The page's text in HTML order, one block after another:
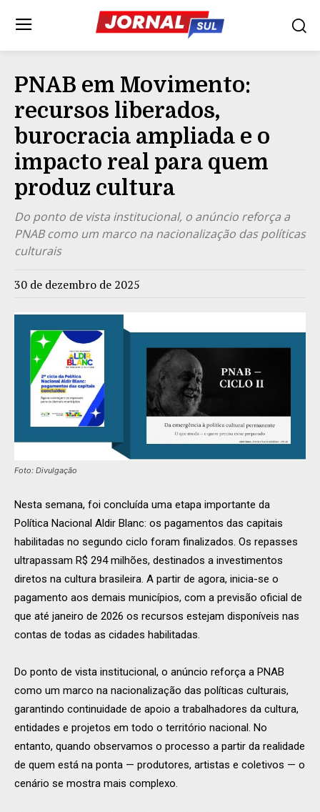
PNAB em Movimento:
recursos liberados,
burocracia ampliada e o
impacto real para quem
produz cultura
Do ponto de vista institucional, o anúncio reforça a
PNAB como um marco na nacionalização das políticas
culturais
30 de dezembro de 2025
Foto: Divulgação
Nesta semana, foi concluída uma etapa importante da
Política Nacional Aldir Blanc: os pagamentos das capitais
habilitadas no segundo ciclo foram finalizados. Os repasses
ultrapassam R$ 294 milhões, destinados a investimentos
diretos na cultura brasileira. A partir de agora, inicia-se o
pagamento aos demais municípios, com a previsão oficial de
que até janeiro de 2026 os recursos estejam disponíveis nas
contas de todas as cidades habilitadas.
Do ponto de vista institucional, o anúncio reforça a PNAB
como um marco na nacionalização das políticas culturais,
garantindo continuidade de apoio a trabalhadores da cultura,
entidades e projetos em todo o território nacional. No
entanto, quando observamos o processo a partir da realidade
de quem está na ponta — produtores, artistas e coletivos — o
cenário se mostra mais complexo.